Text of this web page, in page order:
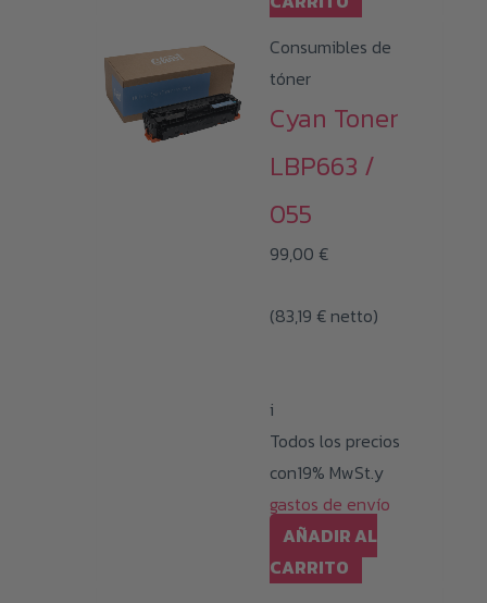
Consumibles de
tóner
Cyan Toner
LBP663 /
055
99,00 €
(83,19 € netto)
i
Todos los precios
con19% MwSt.y
gastos de envío
AÑADIR AL
CARRITO